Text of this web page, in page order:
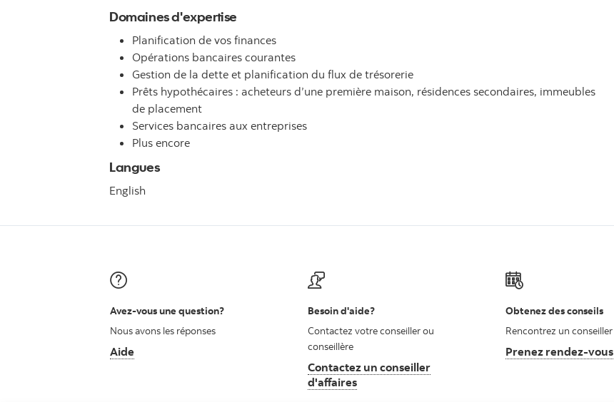
Domaines d'expertise
Planification de vos finances
Opérations bancaires courantes
Gestion de la dette et planification du flux de trésorerie
Prêts hypothécaires : acheteurs d’une première maison, résidences secondaires, immeubles
de placement
Services bancaires aux entreprises
Plus encore
Langues
English
Avez-vous une question?
Nous avons les réponses
Aide
Besoin d'aide?
Contactez votre conseiller ou
conseillère
Contactez un conseiller
d'affaires
Obtenez des conseils
Rencontrez un conseiller
Prenez rendez-vous